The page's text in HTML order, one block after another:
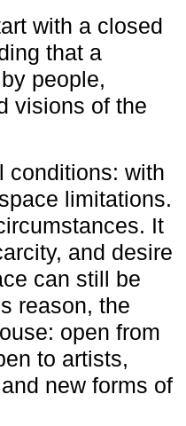
with a closed
that a
people,
visions of the
conditions: with
limitations.
It
and desire
can still be
reason, the
open from
to artists,
new forms of